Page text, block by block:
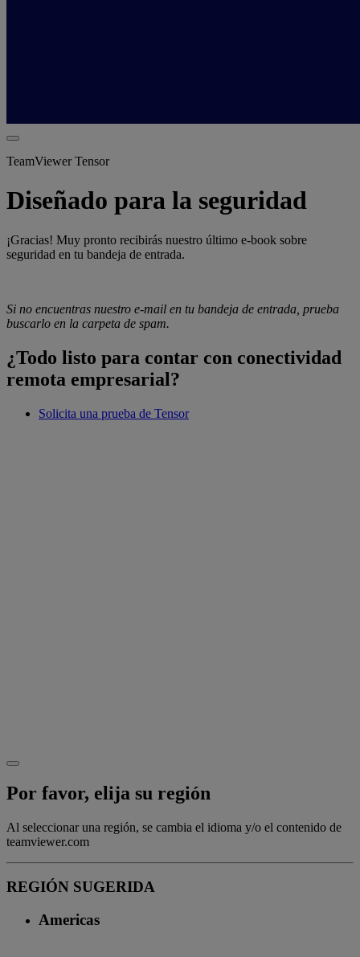
TeamViewer Tensor
Diseñado para la seguridad
¡Gracias! Muy pronto recibirás nuestro último e-book sobre
seguridad en tu bandeja de entrada.
Si no encuentras nuestro e-mail en tu bandeja de entrada, prueba
buscarlo en la carpeta de spam.
¿Todo listo para contar con conectividad
remota empresarial?
Solicita una prueba de Tensor
Por favor, elija su región
Al seleccionar una región, se cambia el idioma y/o el contenido de
teamviewer.com
REGIÓN SUGERIDA
Americas